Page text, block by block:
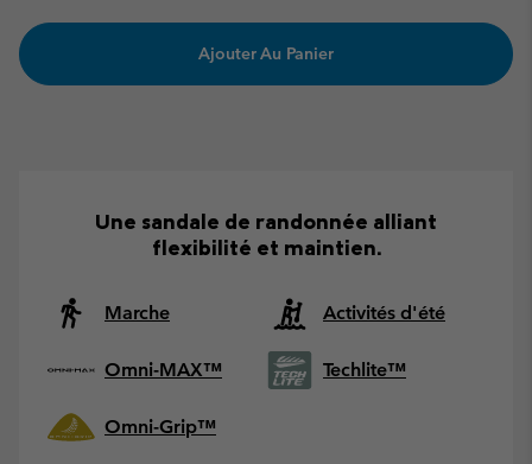
Ajouter Au Panier
Une sandale de randonnée alliant
flexibilité et maintien.
Marche Activités d'été
Omni-MAX™ Techlite™
Omni-Grip™